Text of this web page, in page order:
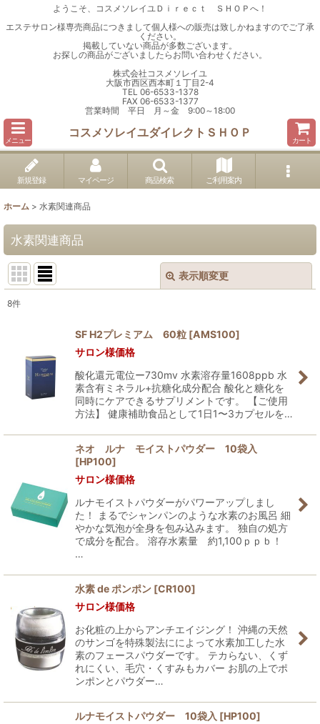
ようこそ、コスメソレイユＤｉｒｅｃｔ ＳＨＯＰへ！
エステサロン様専売商品につきまして個人様への販売は致しかねますのでご了承
ください。
掲載していない商品が多数ございます。
お探しの商品がございましたらお問い合わせください。
株式会社コスメソレイユ
大阪市西区西本町１丁目2-4
TEL 06-6533-1378
FAX 06-6533-1377
営業時間 平日 月～金 9:00～18:00
メニュー
コスメソレイユダイレクトＳＨＯＰ
カート
新規登録 マイページ 商品検索 ご利用案内
ホーム > 水素関連商品
水素関連商品
表示順変更
並び順:
絞り込む
8件
SF H2プレミアム 60粒 [AMS100]
サロン様価格
酸化還元電位ー730mv 水素溶存量1608ppb 水
素含有ミネラル+抗糖化成分配合 酸化と糖化を
同時にケアできるサプリメントです。 【ご使用
方法】 健康補助食品として1日1〜3カプセルを…
ネオ ルナ モイストパウダー 10袋入
[HP100]
サロン様価格
ルナモイストパウダーがパワーアップしまし
た！ まるでシャンパンのような水素のお風呂 細
やかな気泡が全身を包み込みます。 独自の処方
で成分を配合。 溶存水素量 約1,100ｐｐｂ！
…
水素 de ポンポン [CR100]
サロン様価格
お化粧の上からアンチエイジング！ 沖縄の天然
のサンゴを特殊製法にによって水素加工した水
素のフェースパウダーです。 テカらない、くず
れにくい、毛穴・くすみもカバー お肌の上でポ
ンポンとパウダー…
ルナモイストパウダー 10袋入 [HP100]